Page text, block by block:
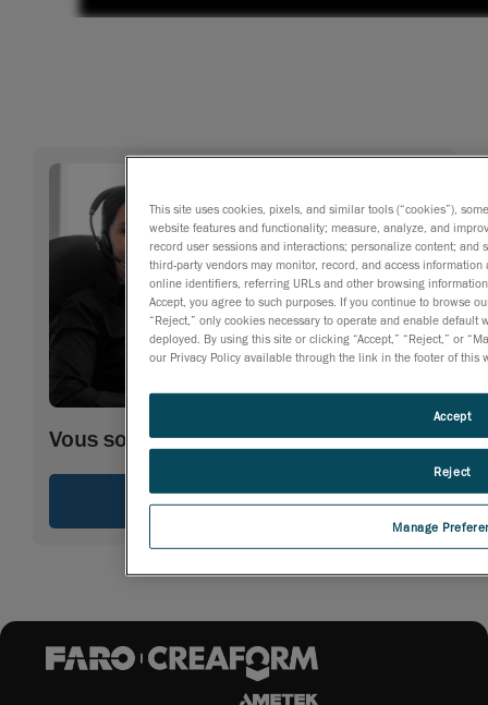
Vous souhaitez plus d'informations
Demandez à un expert
This site uses cookies, pixels, and similar tools (“cookies”),
website features and functionality; measure, analyze, and
record user sessions and interactions; personalize content;
third-party vendors may monitor, record, and access
online identifiers, referring URLs and other browsing
Accept, you agree to such purposes. If you continue to browse
“Reject,” only cookies necessary to operate and enable
deployed. By using this site or clicking “Accept,” “Reject,” or
our Privacy Policy available through the link in the footer of this
Manage
Reject
Accept